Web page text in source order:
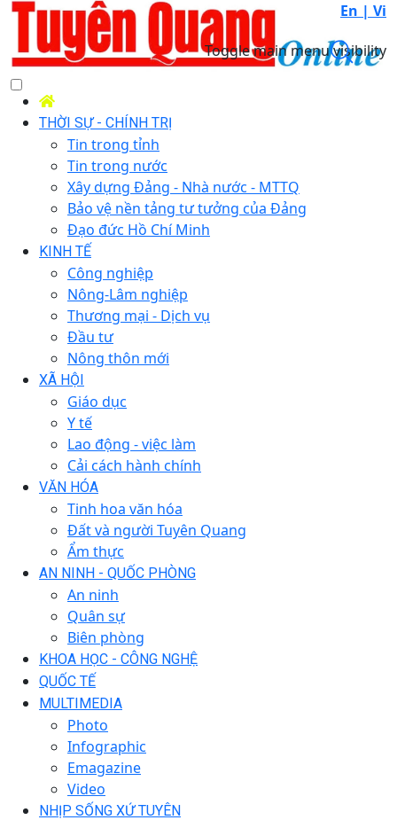
En | Vi
Toggle main menu visibility
THỜI SỰ - CHÍNH TRỊ
Tin trong tỉnh
Tin trong nước
Xây dựng Đảng - Nhà nước - MTTQ
Bảo vệ nền tảng tư tưởng của Đảng
Đạo đức Hồ Chí Minh
KINH TẾ
Công nghiệp
Nông-Lâm nghiệp
Thương mại - Dịch vụ
Đầu tư
Nông thôn mới
XÃ HỘI
Giáo dục
Y tế
Lao động - việc làm
Cải cách hành chính
VĂN HÓA
Tinh hoa văn hóa
Đất và người Tuyên Quang
Ẩm thực
AN NINH - QUỐC PHÒNG
An ninh
Quân sự
Biên phòng
KHOA HỌC - CÔNG NGHỆ
QUỐC TẾ
MULTIMEDIA
Photo
Infographic
Emagazine
Video
NHỊP SỐNG XỨ TUYÊN